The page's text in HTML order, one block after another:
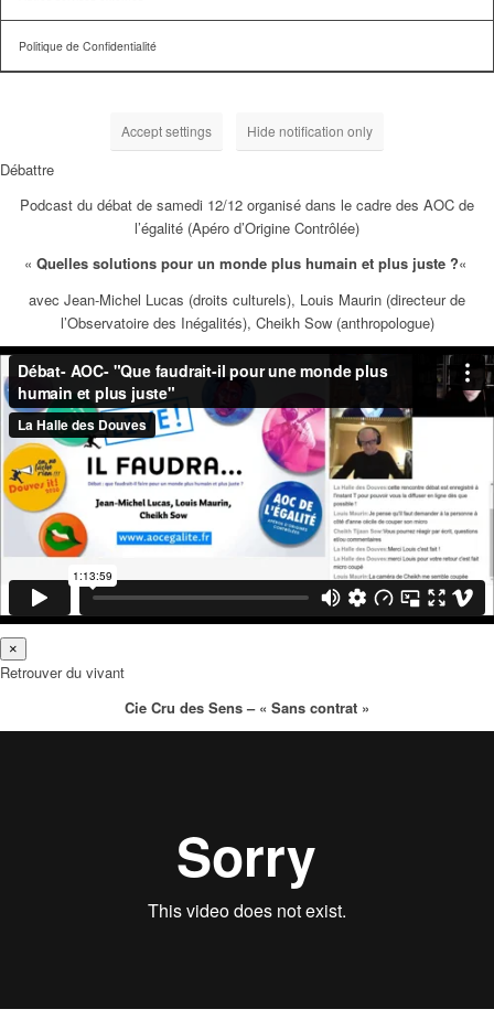
Politique de Confidentialité
Accept settings Hide notification only
Débattre
Podcast du débat de samedi 12/12 organisé dans le cadre des AOC de
l’égalité (Apéro d’Origine Contrôlée)
« Quelles solutions pour un monde plus humain et plus juste ?«
avec Jean-Michel Lucas (droits culturels), Louis Maurin (directeur de
l’Observatoire des Inégalités), Cheikh Sow (anthropologue)
×
Retrouver du vivant
Cie Cru des Sens – « Sans contrat »